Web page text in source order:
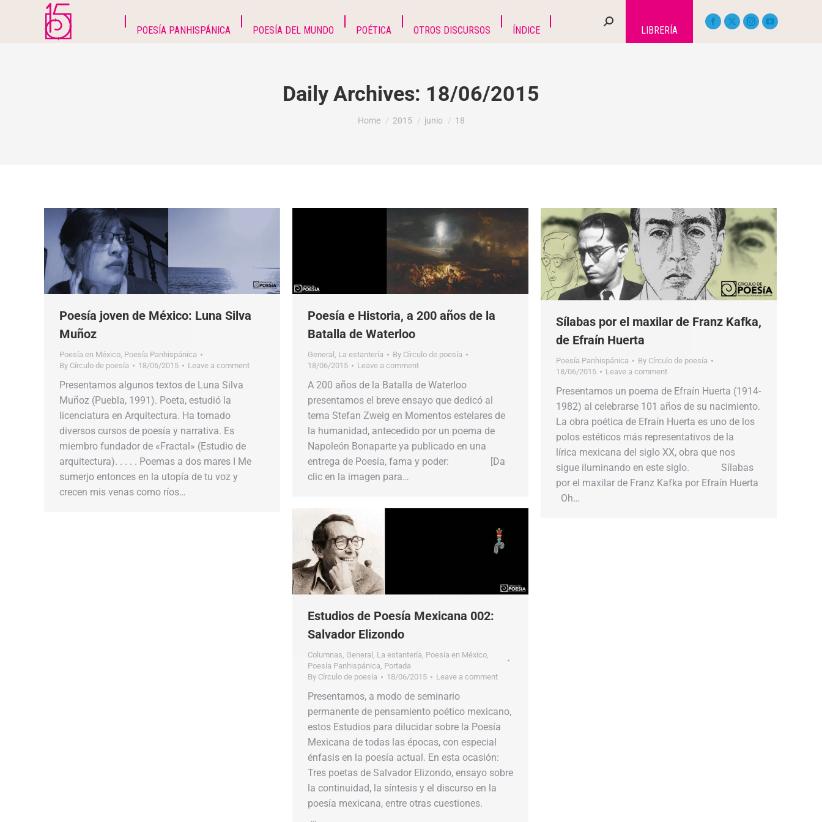
POESÍA PANHISPÁNICA POESÍA DEL MUNDO POÉTICA OTROS DISCURSOS ÍNDICE LIBRERÍA
Daily Archives: 18/06/2015
You are here:
Home 2015 junio 18
Poesía joven de México: Luna Silva
Muñoz
Poesía en México Poesía Panhispánica
By Círculo de poesía 18/06/2015 Leave a comment
Presentamos algunos textos de Luna Silva
Muñoz (Puebla, 1991). Poeta, estudió la
licenciatura en Arquitectura. Ha tomado
diversos cursos de poesía y narrativa. Es
miembro fundador de «Fractal» (Estudio de
arquitectura). . . . . Poemas a dos mares I Me
sumerjo entonces en la utopía de tu voz y
crecen mis venas como ríos…
Poesía e Historia, a 200 años de la
Batalla de Waterloo
General La estantería By Círculo de poesía
18/06/2015
Leave a comment
A 200 años de la Batalla de Waterloo
presentamos el breve ensayo que dedicó al
tema Stefan Zweig en Momentos estelares de
la humanidad, antecedido por un poema de
Napoleón Bonaparte ya publicado en una
entrega de Poesía, fama y poder: [Da
clic en la imagen para…
Sílabas por el maxilar de Franz Kafka,
de Efraín Huerta
Poesía Panhispánica By Círculo de poesía
18/06/2015
Leave a comment
Presentamos un poema de Efraín Huerta (1914-
1982) al celebrarse 101 años de su nacimiento.
La obra poética de Efraín Huerta es uno de los
polos estéticos más representativos de la
lírica mexicana del siglo XX, obra que nos
sigue iluminando en este siglo. Sílabas
por el maxilar de Franz Kafka por Efraín Huerta
Oh…
Estudios de Poesía Mexicana 002:
Salvador Elizondo
Columnas General La estantería Poesía en México
Poesía Panhispánica Portada
By Círculo de poesía 18/06/2015 Leave a comment
Presentamos, a modo de seminario
permanente de pensamiento poético mexicano,
estos Estudios para dilucidar sobre la Poesía
Mexicana de todas las épocas, con especial
énfasis en la poesía actual. En esta ocasión:
Tres poetas de Salvador Elizondo, ensayo sobre
la continuidad, la síntesis y el discurso en la
poesía mexicana, entre otras cuestiones.
…